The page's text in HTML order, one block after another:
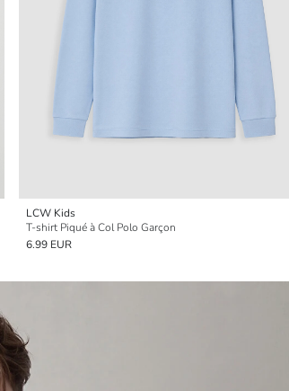
LCW Kids
T-shirt Piqué à Col Polo Garçon
6.99 EUR